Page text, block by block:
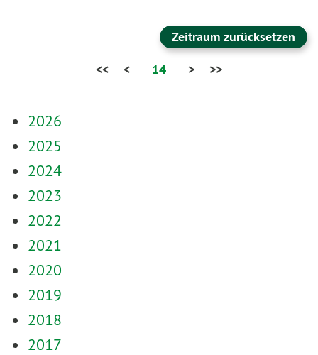
Zeitraum zurücksetzen
<<
< 14 > >>
2026
2025
2024
2023
2022
2021
2020
2019
2018
2017